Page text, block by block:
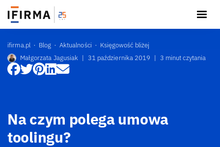
ifirma.pl Blog Aktualności
Księgowość bliżej
Małgorzata Jagusiak | 31 października 2019 | 3 minut czytania
Na czym polega umowa
toolingu?